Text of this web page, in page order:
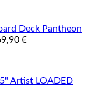
Pantheon
€
LOADED